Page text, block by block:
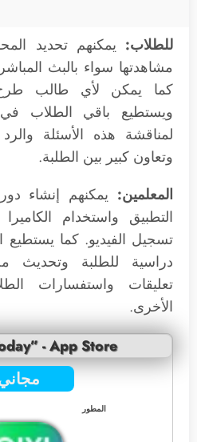
للطلاب: يمكنهم تحديد
مشاهدتها سواء بالبث
كما يمكن لأي طالب
ويستطيع باقي الطلاب
لمناقشة هذه الأسئلة
وتعاون كبير بين الطلبة.
المعلمين: يمكنهم إنشاء
التطبيق واستخدام
تسجيل الفيديو. كما
دراسية للطلبة وتحديث
تعليقات واستفسارات
الأخرى.
- App Store
المطور